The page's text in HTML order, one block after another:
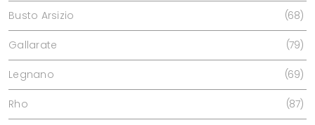
Busto Arsizio 68
Gallarate 79
Legnano 69
Rho 87